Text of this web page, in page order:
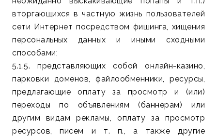
вторгающихся в частную жизнь пользователей
сети Интернет посредством фишинга, хищения
персональных данных и иными сходными
способами;
5.1.5. представляющих собой онлайн-казино,
парковки доменов, файлообменники, ресурсы,
предлагающие оплату за просмотр и (или)
переходы по объявлениям (баннерам) или
другим видам рекламы, оплату за просмотр
ресурсов, писем и т. п., а также другие